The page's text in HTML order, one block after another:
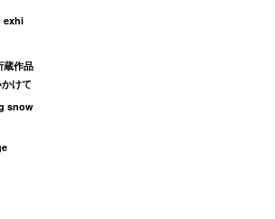
exhi
蔵作品
けて
snow